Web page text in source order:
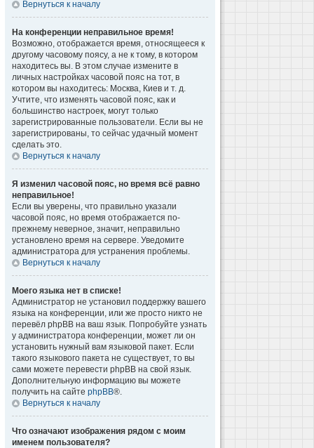
Вернуться к началу
На конференции неправильное время!
Возможно, отображается время, относящееся к
другому часовому поясу, а не к тому, в котором
находитесь вы. В этом случае измените в
личных настройках часовой пояс на тот, в
котором вы находитесь: Москва, Киев и т. д.
Учтите, что изменять часовой пояс, как и
большинство настроек, могут только
зарегистрированные пользователи. Если вы не
зарегистрированы, то сейчас удачный момент
сделать это.
Вернуться к началу
Я изменил часовой пояс, но время всё равно
неправильное!
Если вы уверены, что правильно указали
часовой пояс, но время отображается по-
прежнему неверное, значит, неправильно
установлено время на сервере. Уведомите
администратора для устранения проблемы.
Вернуться к началу
Моего языка нет в списке!
Администратор не установил поддержку вашего
языка на конференции, или же просто никто не
перевёл phpBB на ваш язык. Попробуйте узнать
у администратора конференции, может ли он
установить нужный вам языковой пакет. Если
такого языкового пакета не существует, то вы
сами можете перевести phpBB на свой язык.
Дополнительную информацию вы можете
получить на сайте phpBB®.
Вернуться к началу
Что означают изображения рядом с моим
именем пользователя?